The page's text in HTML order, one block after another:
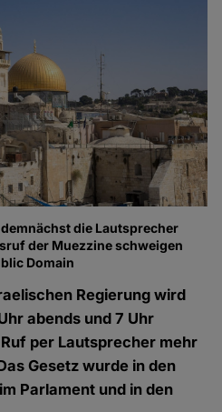
die Lautsprecher
der Muezzine schweigen
Domain
Regierung wird
abends und 7 Uhr
per Lautsprecher mehr
Gesetz wurde in den
Parlament und in den